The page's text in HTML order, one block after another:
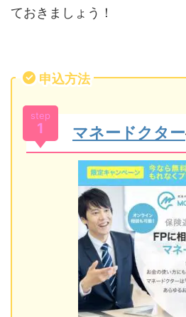
ておきましょう！
申込方法
step
1 マネードクター